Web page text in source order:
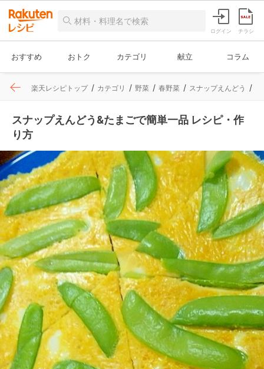
ログイン チラシ
おすすめ おトク カテゴリ 献立 コラム
楽天レシピトップ カテゴリ 野菜 春野菜 スナップえんどう
スナップえんどう&たまごで簡単一品 レシピ・作
り方